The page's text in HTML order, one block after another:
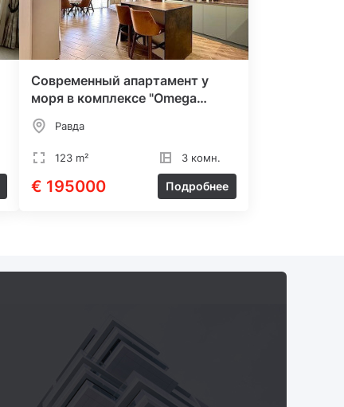
Современный апартамент у
моря в комплексе "Omega
Resort"
Равда
123 m² 3 комн.
€ 195000 Подробнее